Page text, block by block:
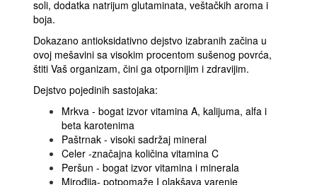
soli, dodatka natrijum glutaminata, veštačkih aroma i
boja.
Dokazano antioksidativno dejstvo izabranih začina u
ovoj mešavini sa visokim procentom sušenog povrća,
štiti Vaš organizam, čini ga otpornijim i zdravijim.
Dejstvo pojedinih sastojaka:
Mrkva - bogat izvor vitamina A, kalijuma, alfa i
beta karotenima
Paštrnak - visoki sadržaj mineral
Celer -značajna količina vitamina C
Peršun - bogat izvor vitamina i minerala
Mirođija- potpomaže I olakšava varenje